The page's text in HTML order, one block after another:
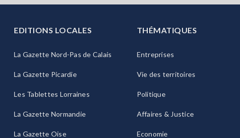
EDITIONS LOCALES
La Gazette Nord-Pas de Calais
La Gazette Picardie
Les Tablettes Lorraines
La Gazette Normandie
La Gazette Oise
THÉMATIQUES
Entreprises
Vie des territoires
Politique
Affaires & Justice
Economie